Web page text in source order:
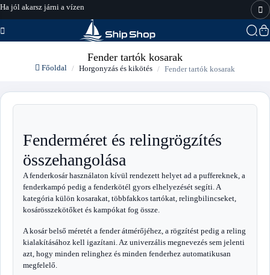
hajo-felszereles.hu
Fender tartók kosarak
Főoldal Horgonyzás és kikötés Fender tartók kosarak
Fenderméret és relingrögzítés
összehangolása
A fenderkosár használaton kívül rendezett helyet ad a puffereknek, a
fenderkampó pedig a fenderkötél gyors elhelyezését segíti. A
kategória külön kosarakat, többfakkos tartókat, relingbilincseket,
kosárösszekötőket és kampókat fog össze.
A kosár belső méretét a fender átmérőjéhez, a rögzítést pedig a reling
kialakításához kell igazítani. Az univerzális megnevezés sem jelenti
azt, hogy minden relinghez és minden fenderhez automatikusan
megfelelő.